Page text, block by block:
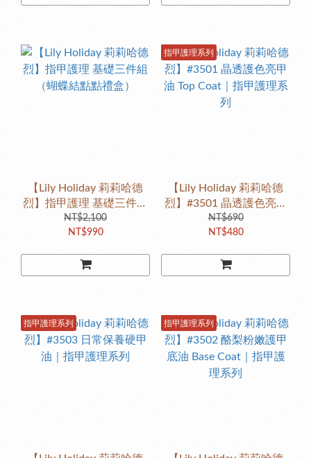
【Lily Holiday 莉莉哈德
烈】指甲護理 基礎三件組
（蝴蝶結點點禮盒）
NT$2,100
NT$990
指甲護理系列
【Lily Holiday 莉莉哈德
烈】#3501 晶透護色亮甲
油 Top Coat｜指甲護理系
列
NT$690
NT$480
指甲護理系列 指甲護理系列